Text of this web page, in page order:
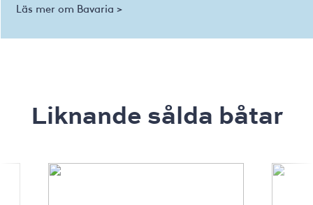
Läs mer om Bavaria >
Liknande sålda båtar